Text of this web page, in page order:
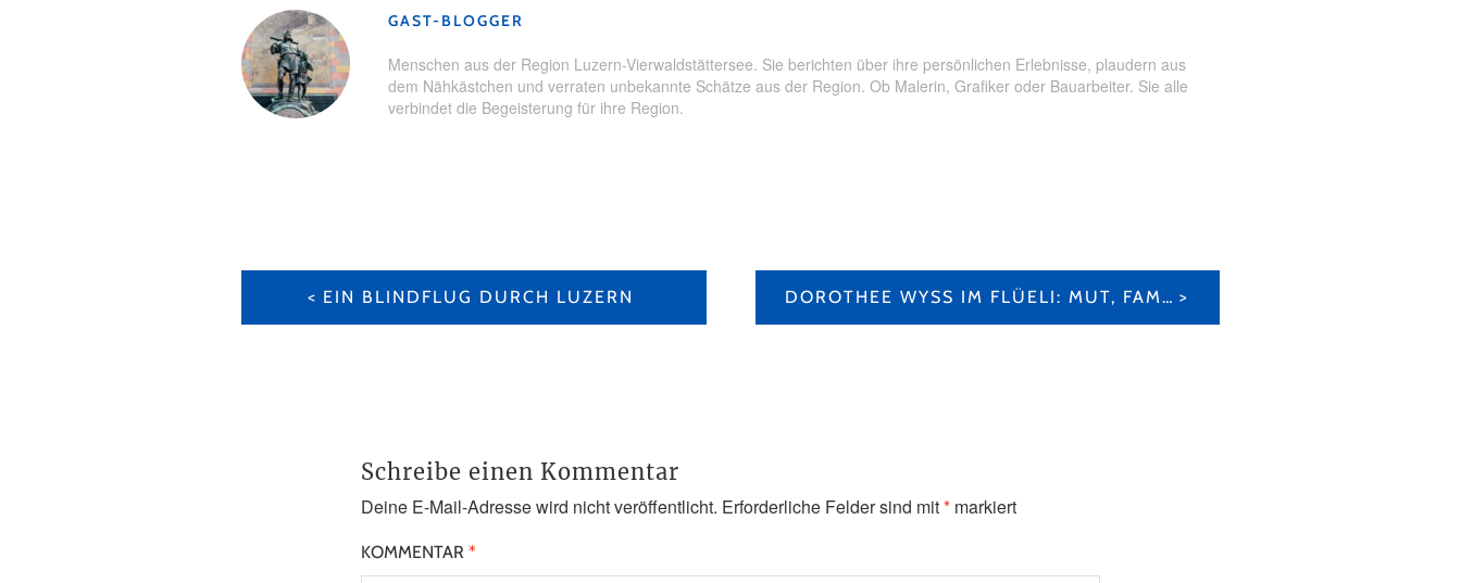
GAST-BLOGGER
Menschen aus der Region Luzern-Vierwaldstättersee. Sie berichten über ihre persönlichen Erlebnisse, plaudern aus
dem Nähkästchen und verraten unbekannte Schätze aus der Region. Ob Malerin, Grafiker oder Bauarbeiter. Sie alle
verbindet die Begeisterung für ihre Region.
BEITRAGS-
NAVIGATIONEIN BLINDFLUG DURCH LUZERN DOROTHEE WYSS IM FLÜELI: MUT, FAMILIE UND EIN LEBEN VOLLER VERANTWORTUNG
Schreibe einen Kommentar
Deine E-Mail-Adresse wird nicht veröffentlicht. Erforderliche Felder sind mit* markiert
KOMMENTAR *